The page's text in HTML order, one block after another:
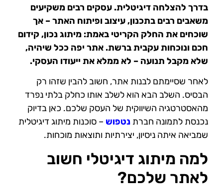
בדרך להצלחה דיגיטלית. עסקים רבים משקיעים
משאבים רבים בתכנון, עיצוב ופיתוח האתר – אך
שוכחים את החלק הקריטי באמת: מיתוג נכון, קידום
חכם ונוכחות עקבית ברשת. אתר יפה ככל שיהיה,
שלא מקבל תנועה – לא ממלא את ייעודו העסקי.
לאחר שסיימתם לבנות אתר, חשוב להבין שזהו רק
הבסיס. השלב הבא הוא לשלב אותו כחלק בלתי נפרד
מהאסטרטגיה השיווקית של העסק שלכם. כאן בדיוק
נכנסת לתמונה חברת נטפוש – סוכנות מיתוג דיגיטלית
שמביאה איתה ניסיון, יצירתיות ותוצאות מוכחות.
למה מיתוג דיגיטלי חשוב
לאתר שלכם?